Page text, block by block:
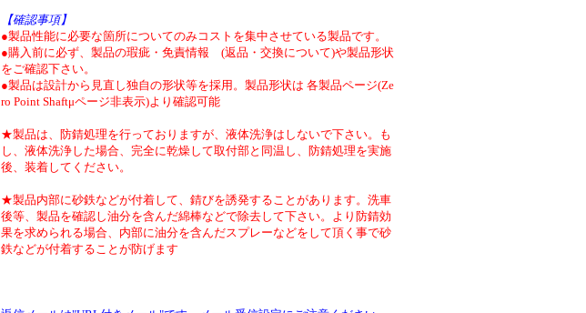
【確認事項】
●製品性能に必要な箇所についてのみコストを集中させている製品です。
●購入前に必ず、製品の瑕疵・免責情報 (返品・交換について)や製品形状
をご確認下さい。
●製品は設計から見直し独自の形状等を採用。製品形状は 各製品ページ(Ze
ro Point Shaftμページ非表示)より確認可能
★製品は、防錆処理を行っておりますが、液体洗浄はしないで下さい。も
し、液体洗浄した場合、完全に乾燥して取付部と同温し、防錆処理を実施
後、装着してください。
★製品内部に砂鉄などが付着して、錆びを誘発することがあります。洗車
後等、製品を確認し油分を含んだ綿棒などで除去して下さい。より防錆効
果を求められる場合、内部に油分を含んだスプレーなどをして頂く事で砂
鉄などが付着することが防げます